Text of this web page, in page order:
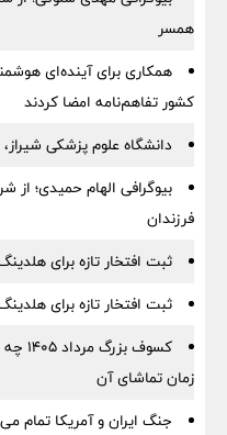
همسر
همکاری برای آینده‌ای
کشور تفاهم‌نامه امضا کردند
دانشگاه علوم پزشکی
بیوگرافی الهام حمیدی؛
فرزندان
ثبت افتخار تازه برای
ثبت افتخار تازه برای
زمان تماشای آن